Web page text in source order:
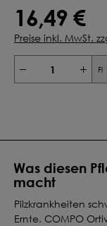
Was diesen
macht
Pilzkrankheiten
Ernte. COMPO
16,49 €
Preise inkl. MwSt.
Fl